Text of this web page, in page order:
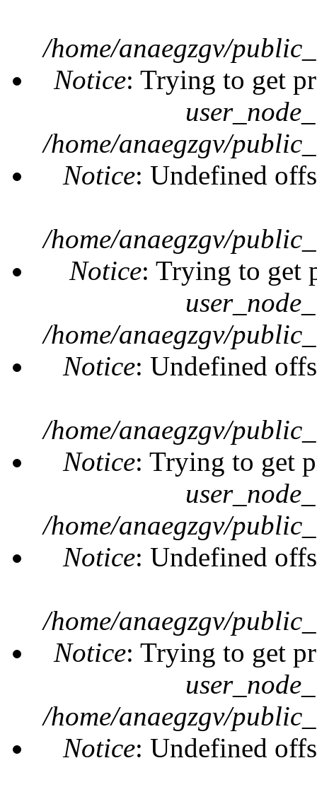
/home/anaegzgv/
Notice: Trying to get
/home/anaegzgv/
Notice: Undefined
/home/anaegzgv/
Notice: Trying to get
/home/anaegzgv/
Notice: Undefined
/home/anaegzgv/
Notice: Trying to get
/home/anaegzgv/
Notice: Undefined
/home/anaegzgv/
Notice: Trying to get
/home/anaegzgv/
Notice: Undefined